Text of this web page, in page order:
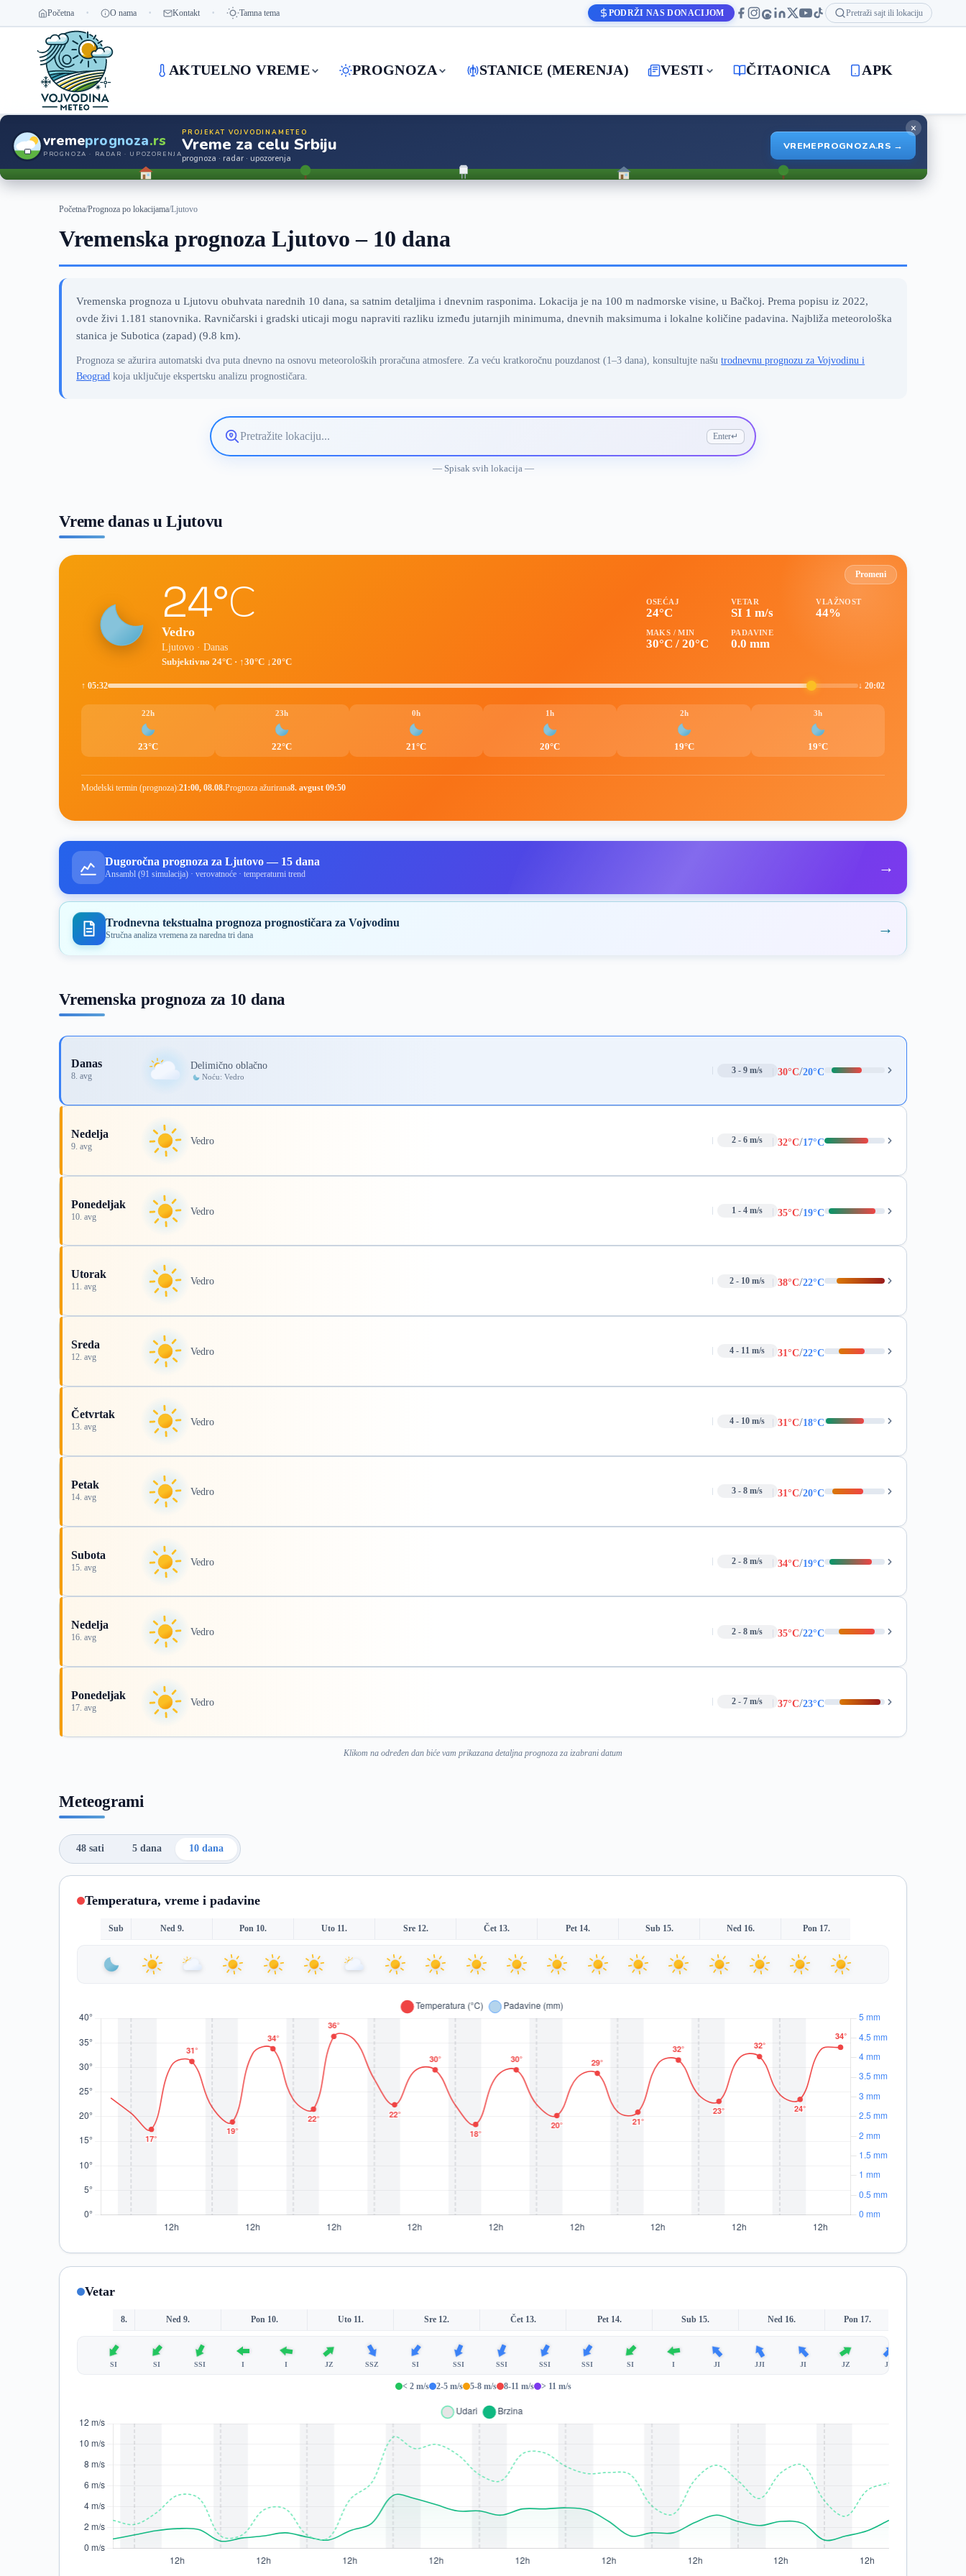
Početna O nama Kontakt Tamna tema PODRŽI NAS DONACIJOM Pretraži sajt ili lokaciju
AKTUELNO VREME PROGNOZA STANICE (MERENJA) VESTI ČITAONICA APK
vremeprognoza.rs
PROGNOZA · RADAR · UPOZORENJA
PROJEKAT VOJVODINAMETEO
Vreme za celu Srbiju
prognoza · radar · upozorenja
VREMEPROGNOZA.RS →
×
Početna/Prognoza po lokacijama/Ljutovo
Vremenska prognoza Ljutovo – 10 dana
Vremenska prognoza u Ljutovu obuhvata narednih 10 dana, sa satnim detaljima i dnevnim rasponima. Lokacija je na 100 m nadmorske visine, u Bačkoj. Prema popisu iz 2022,
ovde živi 1.181 stanovnika. Ravničarski i gradski uticaji mogu napraviti razliku između jutarnjih minimuma, dnevnih maksimuma i lokalne količine padavina. Najbliža meteorološka
stanica je Subotica (zapad) (9.8 km).
Prognoza se ažurira automatski dva puta dnevno na osnovu meteoroloških proračuna atmosfere. Za veću kratkoročnu pouzdanost (1–3 dana), konsultujte našutrodnevnu prognozu za Vojvodinu i
Beograd koja uključuje ekspertsku analizu prognostičara.
Pretražite
lokaciju
Enter↵
— Spisak svih lokacija —
Vreme danas u Ljutovu
Promeni
24°C
Vedro
Ljutovo · Danas
Subjektivno 24°C · ↑30°C ↓20°C
OSEĆAJ
24°C
VETAR
SI 1 m/s
VLAŽNOST
44%
MAKS / MIN
30°C / 20°C
PADAVINE
0.0 mm
↑ 05:32 ↓ 20:02
22h
23°C
23h
22°C
0h
21°C
1h
20°C
2h
19°C
3h
19°C
Modelski termin (prognoza):21:00, 08.08.Prognoza ažurirana8. avgust 09:50
Dugoročna prognoza za Ljutovo — 15 dana
Ansambl (91 simulacija) · verovatnoće · temperaturni trend →
Trodnevna tekstualna prognoza prognostičara za Vojvodinu
Stručna analiza vremena za naredna tri dana →
Vremenska prognoza za 10 dana
Danas
8. avg
Delimično oblačno
Noću: Vedro
3 - 9 m/s 30°C/20°C
Nedelja
9. avg Vedro 2 - 6 m/s 32°C/17°C
Ponedeljak
10. avg Vedro 1 - 4 m/s 35°C/19°C
Utorak
11. avg Vedro 2 - 10 m/s 38°C/22°C
Sreda
12. avg Vedro 4 - 11 m/s 31°C/22°C
Četvrtak
13. avg Vedro 4 - 10 m/s 31°C/18°C
Petak
14. avg Vedro 3 - 8 m/s 31°C/20°C
Subota
15. avg Vedro 2 - 8 m/s 34°C/19°C
Nedelja
16. avg Vedro 2 - 8 m/s 35°C/22°C
Ponedeljak
17. avg Vedro 2 - 7 m/s 37°C/23°C
Klikom na određen dan biće vam prikazana detaljna prognoza za izabrani datum
Meteogrami
48 sati 5 dana 10 dana
Temperatura, vreme i padavine
Sub Ned 9. Pon 10. Uto 11. Sre 12. Čet 13. Pet 14. Sub 15. Ned 16. Pon 17.
Vetar
8. Ned 9. Pon 10. Uto 11. Sre 12. Čet 13. Pet 14. Sub 15. Ned 16. Pon 17.
SI SI SSI I I JZ SSZ SI SSI SSI SSI SSI SI I JI JJI JI JZ JZ
< 2 m/s 2-5 m/s 5-8 m/s 8-11 m/s > 11 m/s